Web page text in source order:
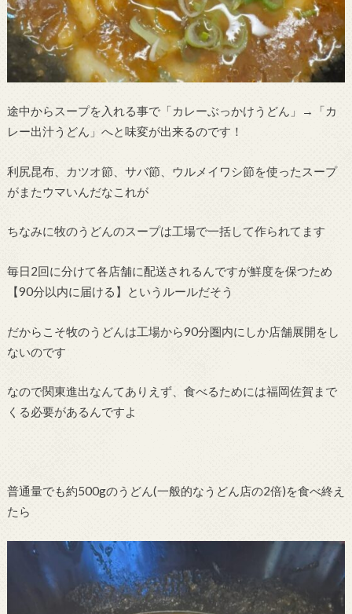
途中からスープを入れる事で「カレーぶっかけうどん」→「カ
レー出汁うどん」へと味変が出来るのです！
利尻昆布、カツオ節、サバ節、ウルメイワシ節を使ったスープ
がまたウマいんだなこれが
ちなみに牧のうどんのスープは工場で一括して作られてます
毎日2回に分けて各店舗に配送されるんですが鮮度を保つため
【90分以内に届ける】というルールだそう
だからこそ牧のうどんは工場から90分圏内にしか店舗展開をし
ないのです
なので関東進出なんてありえず、食べるためには福岡佐賀まで
くる必要があるんですよ
普通量でも約500gのうどん(一般的なうどん店の2倍)を食べ終え
たら